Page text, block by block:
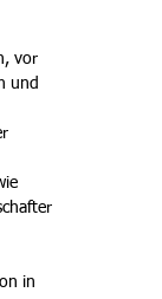
vor
und
in